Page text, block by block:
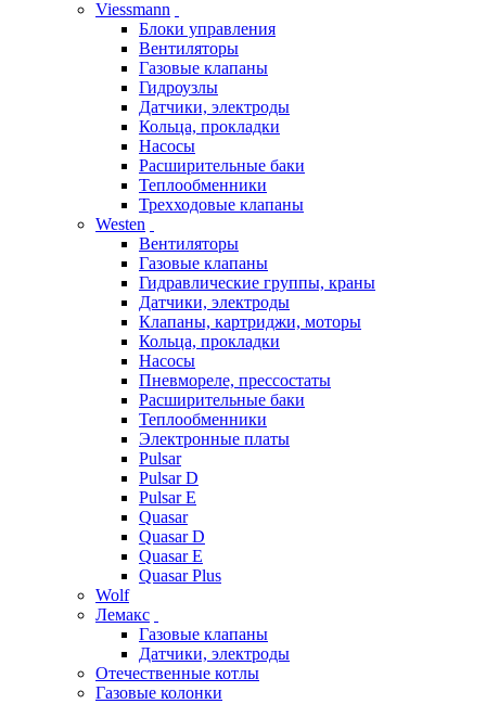
Viessmann
Блоки управления
Вентиляторы
Газовые клапаны
Гидроузлы
Датчики, электроды
Кольца, прокладки
Насосы
Расширительные баки
Теплообменники
Трехходовые клапаны
Westen
Вентиляторы
Газовые клапаны
Гидравлические группы, краны
Датчики, электроды
Клапаны, картриджи, моторы
Кольца, прокладки
Насосы
Пневмореле, прессостаты
Расширительные баки
Теплообменники
Электронные платы
Pulsar
Pulsar D
Pulsar E
Quasar
Quasar D
Quasar E
Quasar Plus
Wolf
Лемакс
Газовые клапаны
Датчики, электроды
Отечественные котлы
Газовые колонки